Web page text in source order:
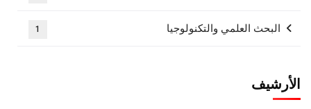
البحث العلمي والتكنولوجيا 1
الأرشيف